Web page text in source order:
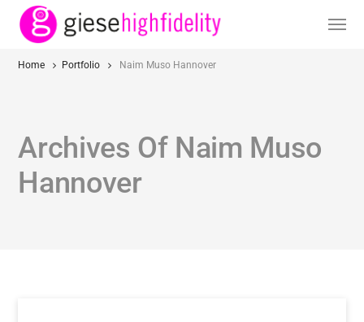
Home Portfolio Naim Muso Hannover
Archives Of Naim Muso
Hannover